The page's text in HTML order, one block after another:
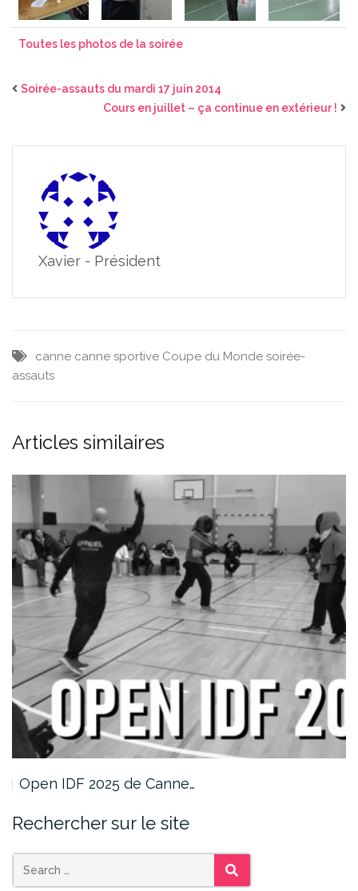
Toutes les photos de la soirée
Soirée-assauts du mardi 17 juin 2014
Cours en juillet – ça continue en extérieur !
Xavier - Président
canne canne sportive Coupe du Monde soirée-
assauts
Articles similaires
Open IDF 2025 de Canne…
Rechercher sur le site
SEARCH